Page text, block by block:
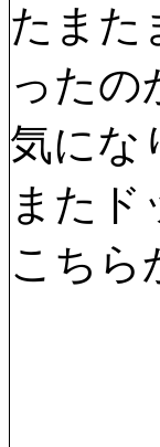
たまた
ったの
気にな
また
こちら